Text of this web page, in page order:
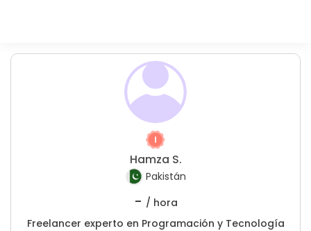
Hamza S.
Pakistán
- / hora
Freelancer experto en Programación y Tecnología